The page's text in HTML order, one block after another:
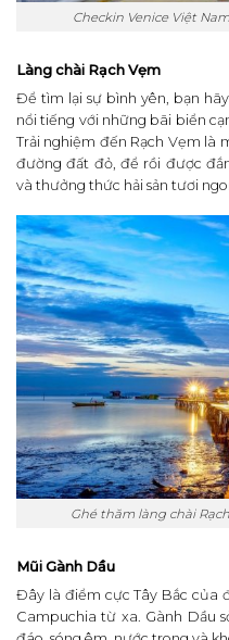
Checkin Venice Việt
Làng chài Rạch Vẹm
Để tìm lại sự bình yên, bạn
nổi tiếng với những bãi biển
Trải nghiệm đến Rạch Vẹm là
đường đất đỏ, để rồi được
và thưởng thức hải sản tươi
Ghé thăm làng chài
Mũi Gành Dầu
Đây là điểm cực Tây Bắc của
Campuchia từ xa. Gành Dầu